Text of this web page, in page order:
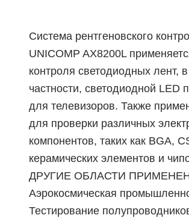
Система рентгеновского
UNICOMP AX8200L
контроля светодиодных лент, в
частности, светодиодной LED
для телевизоров. Также
для проверки различных
компонентов, таких как BGA,
керамических элементов и
ДРУГИЕ ОБЛАСТИ
Аэрокосмическая
Тестирование